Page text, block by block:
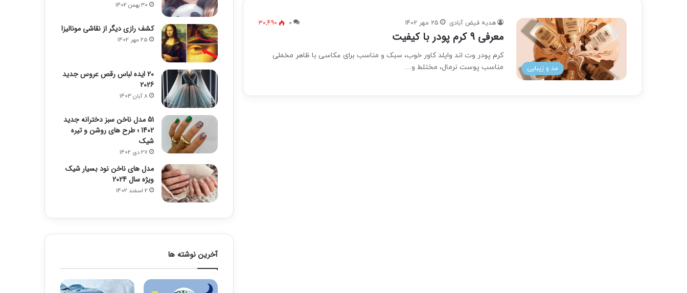
مد و زیبایی
هدیه فیض آبادی 25 مهر 1402 0
30,490
معرفی 9 کرم پودر با کیفیت
کرم پودر وت اند وایلد کاور خوب، سبک و مناسب برای عکاسی با ظاهر مخملی
مناسب پوست نرمال، مختلط و…
30 بهمن 1402
کشف رازی دیگر از نقاشی مونالیزا
25 مهر 1402
20 ایده لباس رقص عروس جدید
2026
8 آبان 1403
51 مدل ناخن سبز دخترانه جدید
1402 ؛ طرح های روشن و تیره
شیک
27 دی 1402
مدل های ناخن نود بسیار شیک
ویژه سال 2024
2 اسفند 1402
آخرین نوشته ها